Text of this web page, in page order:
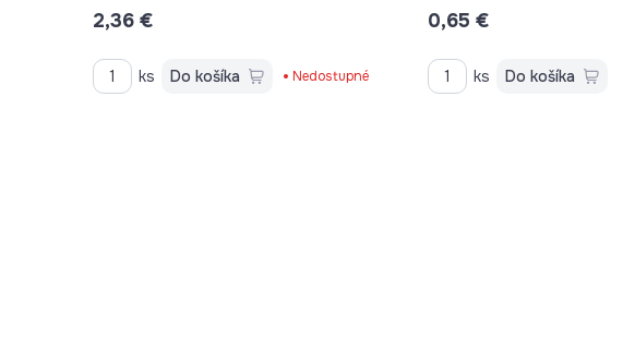
2,36 €
ks Do košíka Nedostupné
0,65 €
ks Do košíka